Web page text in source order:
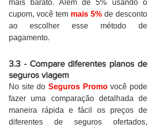
mais barato. Além de 5% usando o
cupom, você tem mais 5% de desconto
ao escolher esse método de
pagamento.
3.3 - Compare diferentes planos de
seguros viagem
No site do Seguros Promo você pode
fazer uma comparação detalhada de
maneira rápida e fácil os preços de
diferentes de seguros ofertados,